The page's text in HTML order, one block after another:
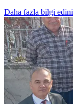
Daha fazla bilgi